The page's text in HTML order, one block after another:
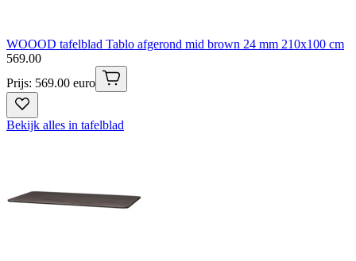
WOOOD tafelblad Tablo afgerond mid brown 24 mm 210x100 cm
569.00
Prijs: 569.00 euro
Bekijk alles in tafelblad